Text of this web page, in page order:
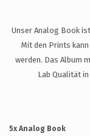
SERVICES🟠
UNTERSTÜTZUNG
Unser Analog Book
Mit den Prints
werden. Das Album
Lab Qualität
5x Analog Book